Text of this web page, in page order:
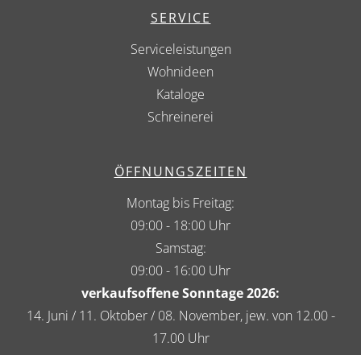
SERVICE
Serviceleistungen
Wohnideen
Kataloge
Schreinerei
ÖFFNUNGSZEITEN
Montag bis Freitag:
09:00 - 18:00 Uhr
Samstag:
09:00 - 16:00 Uhr
verkaufsoffene Sonntage 2026:
14. Juni / 11. Oktober / 08. November, jew. von 12.00 -
17.00 Uhr